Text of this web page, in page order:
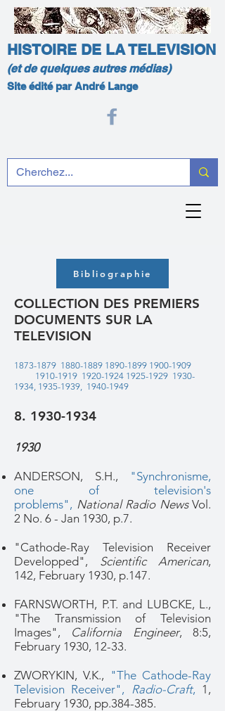
HISTOIRE DE LA TELEVISION
(et de quelques autres médias)
Site édité par André Lange
Bibliographie
COLLECTION DES PREMIERS
DOCUMENTS SUR LA
TELEVISION
1873-1879 1880-1889 1890-1899 1900-1909
1910-1919 1920-1924 1925-1929 1930-
1934, 1935-1939, 1940-1949
8. 1930-1934
1930
ANDERSON, S.H., "Synchronisme,
one of television's
problems", National Radio NewsVol.
2 No. 6 - Jan 1930, p.7.
"Cathode-Ray Television Receiver
Developped", Scientific American,
142, February 1930, p.147.
FARNSWORTH, P.T. and LUBCKE, L.,
"The Transmission of Television
Images", California Engineer, 8:5,
February 1930, 12-33.
ZWORYKIN, V.K., "The Cathode-Ray
Television Receiver", Radio-Craft, 1,
February 1930, pp.384-385.